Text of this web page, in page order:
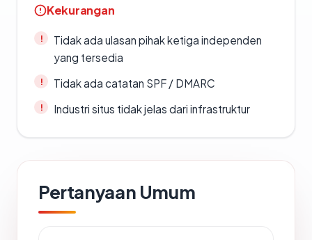
Kekurangan
Tidak ada ulasan pihak ketiga independen
yang tersedia
Tidak ada catatan SPF / DMARC
Industri situs tidak jelas dari infrastruktur
Pertanyaan Umum